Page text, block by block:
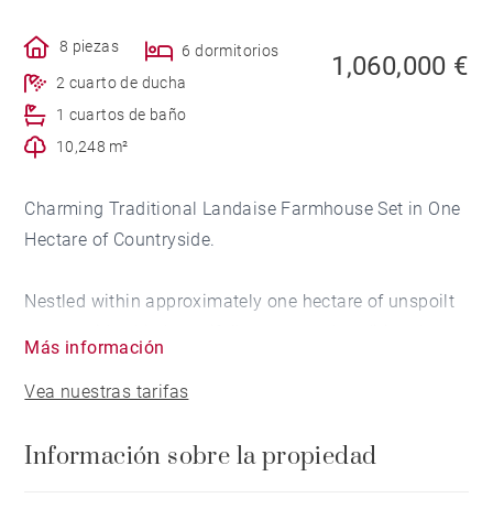
8 piezas
6 dormitorios
2 cuarto de ducha
1 cuartos de baño
10,248 m²
1,060,000 €
Charming Traditional Landaise Farmhouse Set in One
Hectare of Countryside.
Nestled within approximately one hectare of unspoilt
accommodation and an exceptional sense of peace
Más información
Vea nuestras tarifas
Información sobre la propiedad